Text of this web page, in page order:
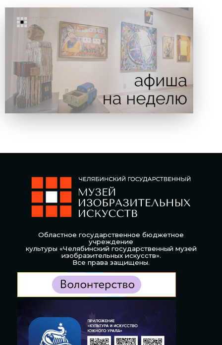
Областное государственное бюджетное
учреждение
культуры «Челябинский государственный музей
изобразительных искусств».
Все права защищены.